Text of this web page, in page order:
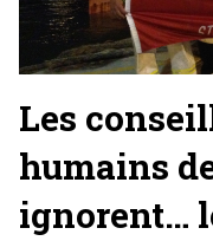
Les
humains
ignorent…